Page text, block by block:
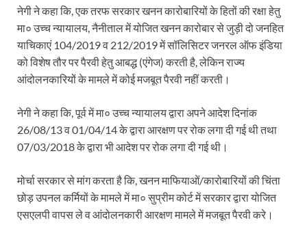
नेगी ने कहा कि, एक तरफ सरकार खनन कारोबारियों के हितों की रक्षा हेतु
मा० उच्च न्यायालय, नैनीताल में योजित खनन कारोबार से जुड़ी दो जनहित
याचिकाएं 104/2019 व 212/2019 में सॉलिसिटर जनरल ऑफ इंडिया
को विशेष तौर पर पैरवी हेतु आबद्ध (एंगेज) करती है, लेकिन राज्य
आंदोलनकारियों के मामले में कोई मजबूत पैरवी नहीं करती।
नेगी ने कहा कि, पूर्व में मा० उच्च न्यायालय द्वारा अपने आदेश दिनांक
26/08/13 व 01/04/14 के द्वारा आरक्षण पर रोक लगा दी गई थी तथा
07/03/2018 के द्वारा भी आदेश पर रोक लगा दी गई थी।
मोर्चा सरकार से मांग करता है कि, खनन माफियाओं/कारोबारियों की चिंता
छोड़ उपनल कर्मियों के मामले में मा० सुप्रीम कोर्ट में सरकार द्वारा योजित
एसएलपी वापस ले व आंदोलनकारी आरक्षण मामले में मजबूत पैरवी करे।